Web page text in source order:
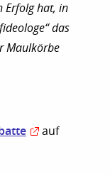
Erfolg hat, in
das
Maulkörbe
auf